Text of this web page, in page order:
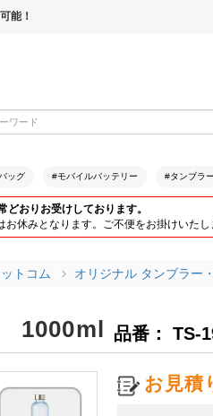
能！
ッグ #モバイルバッテリー #タンブラー
どおりお受けしております。
休みとなります。ご不便をお掛けいた
トコム オリジナル タンブラー
1000ml 品番： TS-
お見積